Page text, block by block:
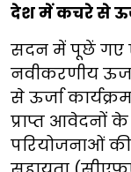
देश में कचरे से
सदन में पूछें गए
नवीकरणीय
से ऊर्जा
प्राप्त आवेदनों
परियोजनाओं की